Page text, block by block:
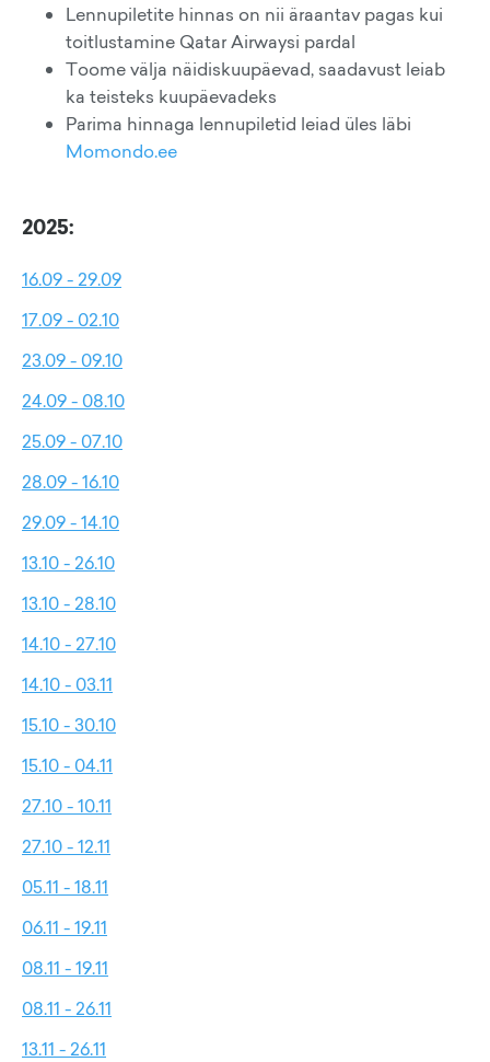
Lennupiletite hinnas on nii äraantav pagas kui
toitlustamine Qatar Airwaysi pardal
Toome välja näidiskuupäevad, saadavust leiab
ka teisteks kuupäevadeks
Parima hinnaga lennupiletid leiad üles läbi
Momondo.ee
2025:
16.09 - 29.09
17.09 - 02.10
23.09 - 09.10
24.09 - 08.10
25.09 - 07.10
28.09 - 16.10
29.09 - 14.10
13.10 - 26.10
13.10 - 28.10
14.10 - 27.10
14.10 - 03.11
15.10 - 30.10
15.10 - 04.11
27.10 - 10.11
27.10 - 12.11
05.11 - 18.11
06.11 - 19.11
08.11 - 19.11
08.11 - 26.11
13.11 - 26.11